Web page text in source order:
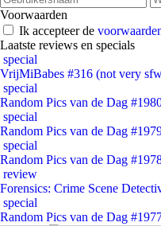
Voorwaarden
Ik accepteer de
Laatste reviews en specials
special
VrijMiBabes #316 (not very
special
Random Pics van de Dag
special
Random Pics van de Dag
special
Random Pics van de Dag
review
Forensics: Crime Scene
special
Random Pics van de Dag